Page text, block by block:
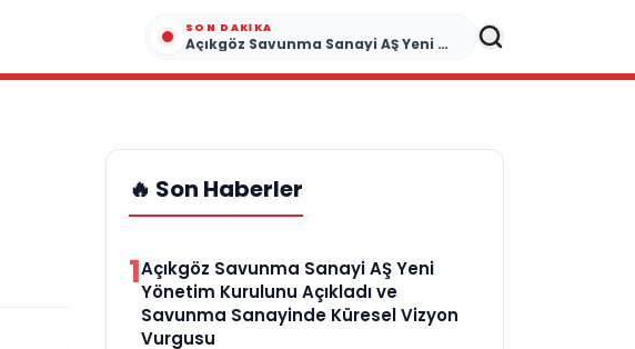
SON DAKIKA
Açıkgöz Savunma Sanayi AŞ Yeni Yönetim Kurulunu Açıkladı ve Savunma Sanayinde Küresel Vizyon Vurgusu
🔥 Son Haberler
1Açıkgöz Savunma Sanayi AŞ Yeni
Yönetim Kurulunu Açıkladı ve
Savunma Sanayinde Küresel Vizyon
Vurgusu